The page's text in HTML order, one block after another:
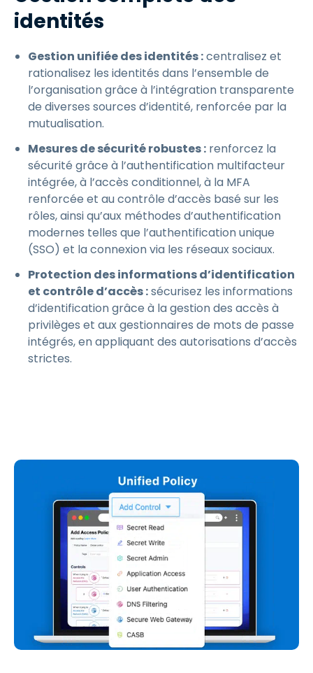
identités
Gestion unifiée des identités :centralisez et
rationalisez les identités dans l’ensemble de
l’organisation grâce à l’intégration transparente
de diverses sources d’identité, renforcée par la
mutualisation.
Mesures de sécurité robustes : renforcez la
sécurité grâce à l’authentification multifacteur
intégrée, à l’accès conditionnel, à la MFA
renforcée et au contrôle d’accès basé sur les
rôles, ainsi qu’aux méthodes d’authentification
modernes telles que l’authentification unique
(SSO) et la connexion via les réseaux sociaux.
Protection des informations d’identification
et contrôle d’accès :sécurisez les informations
d’identification grâce à la gestion des accès à
privilèges et aux gestionnaires de mots de passe
intégrés, en appliquant des autorisations d’accès
strictes.